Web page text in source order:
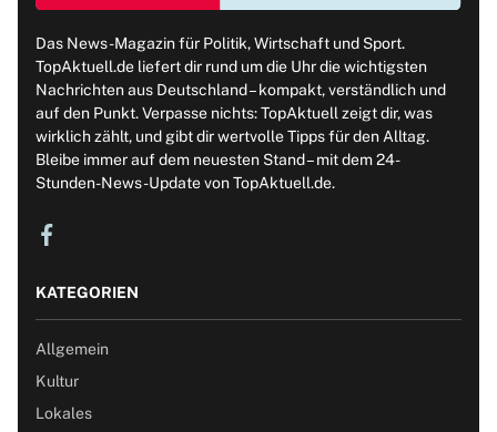
Das News-Magazin für Politik, Wirtschaft und Sport.
TopAktuell.de liefert dir rund um die Uhr die wichtigsten
Nachrichten aus Deutschland – kompakt, verständlich und
auf den Punkt. Verpasse nichts: TopAktuell zeigt dir, was
wirklich zählt, und gibt dir wertvolle Tipps für den Alltag.
Bleibe immer auf dem neuesten Stand – mit dem 24-
Stunden-News-Update von TopAktuell.de.
KATEGORIEN
Allgemein
Kultur
Lokales